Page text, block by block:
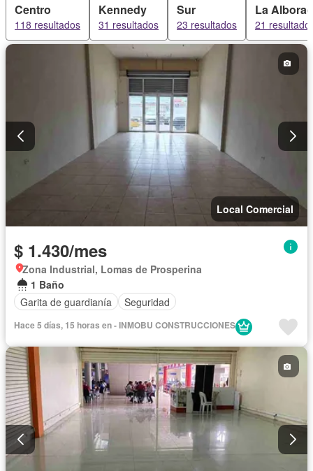
Centro
118 resultados
Kennedy
31 resultados
Sur
23 resultados
La
21
Local Comercial
$ 1.430/mes
Zona Industrial, Lomas de Prosperina
1 Baño
Garita de guardianía
Seguridad
Hace 5 días, 15 horas en - INMOBU CONSTRUCCIONES